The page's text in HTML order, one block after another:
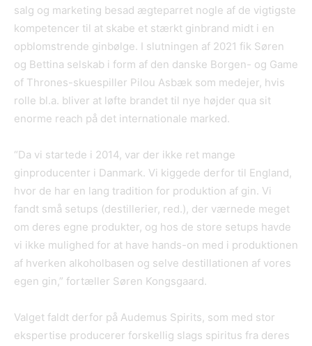
salg og marketing besad ægteparret nogle af de vigtigste
kompetencer til at skabe et stærkt ginbrand midt i en
opblomstrende ginbølge. I slutningen af 2021 fik Søren
og Bettina selskab i form af den danske Borgen- og Game
of Thrones-skuespiller Pilou Asbæk som medejer, hvis
rolle bl.a. bliver at løfte brandet til nye højder qua sit
enorme reach på det internationale marked.
“Da vi startede i 2014, var der ikke ret mange
ginproducenter i Danmark. Vi kiggede derfor til England,
hvor de har en lang tradition for produktion af gin. Vi
fandt små setups (destillerier, red.), der værnede meget
om deres egne produkter, og hos de store setups havde
vi ikke mulighed for at have hands-on med i produktionen
af hverken alkoholbasen og selve destillationen af vores
egen gin,” fortæller Søren Kongsgaard.
Valget faldt derfor på Audemus Spirits, som med stor
ekspertise producerer forskellig slags spiritus fra deres